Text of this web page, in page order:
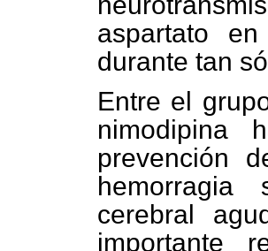
aspartato
durante tan
Entre el
nimodipina
prevención
cerebral
importante